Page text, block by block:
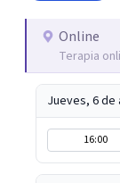
Online
Terapia
Jueves, 6 de
16:00